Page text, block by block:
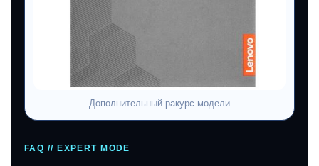
Дополнительный ракурс модели
FAQ // EXPERT MODE